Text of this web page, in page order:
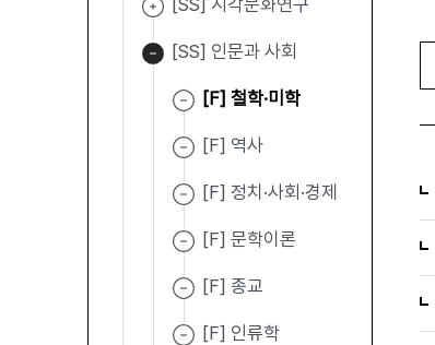
[SS] 시각문화연구
[SS] 인문과 사회
[F] 철학·미학
[F] 역사
[F] 정치·사회·경제
[F] 문학이론
[F] 종교
[F] 인류학